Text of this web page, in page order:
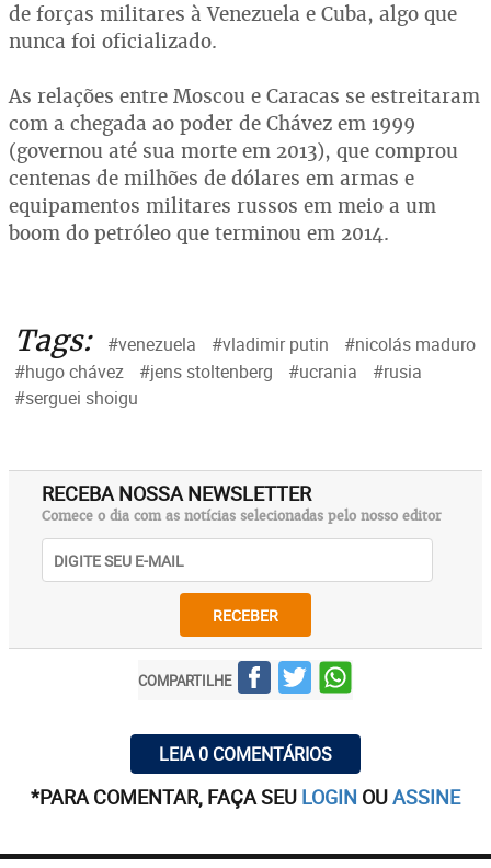
de forças militares à Venezuela e Cuba, algo que
nunca foi oficializado.
As relações entre Moscou e Caracas se estreitaram
com a chegada ao poder de Chávez em 1999
(governou até sua morte em 2013), que comprou
centenas de milhões de dólares em armas e
equipamentos militares russos em meio a um
boom do petróleo que terminou em 2014.
Tags: #venezuela #vladimir putin
#nicolás maduro
#hugo chávez
#jens stoltenberg #ucrania
#rusia
#serguei shoigu
RECEBA NOSSA NEWSLETTER
Comece o dia com as notícias selecionadas pelo nosso editor
RECEBER
COMPARTILHE
LEIA 0 COMENTÁRIOS
*PARA COMENTAR, FAÇA SEU LOGIN OUASSINE